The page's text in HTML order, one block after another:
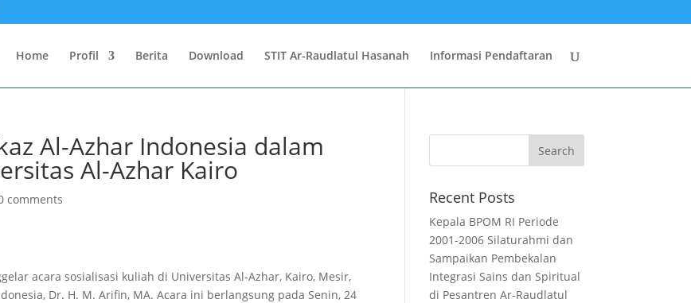
Home Profil Berita Download STIT Ar-Raudlatul Hasanah Informasi Pendaftaran
Al-Azhar Indonesia dalam
Al-Azhar Kairo
comments
acara sosialisasi kuliah di Universitas Al-Azhar, Kairo, Mesir,
Dr. H. M. Arifin, MA. Acara ini berlangsung pada Senin, 24
Recent Posts
Kepala BPOM RI Periode
2001-2006 Silaturahmi dan
Sampaikan Pembekalan
Integrasi Sains dan Spiritual
di Pesantren Ar-Raudlatul